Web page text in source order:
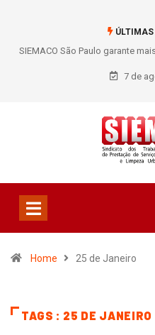
SIEMACO São Paulo garante
trabalhadores
7 de
Home 25 de Janeiro
TAGS : 25 DE JANEIRO